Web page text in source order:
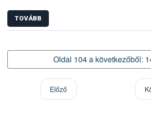
TOVÁBB
Oldal 104 a következőből:
Előző